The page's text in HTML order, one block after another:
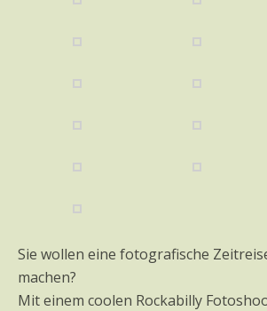
Sie wollen eine fotografische
machen?
Mit einem coolen Rockabilly